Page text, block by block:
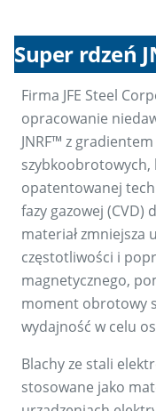
Super rdzeń
Firma JFE Steel
opracowanie
JNRF™ z
opatentowanej
fazy gazowej (CVD)
materiał zmniejsza
częstotliwości i
magnetycznego,
moment obrotowy
wydajność w celu
Blachy ze stali
stosowane jako